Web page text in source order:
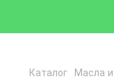
Каталог Масла